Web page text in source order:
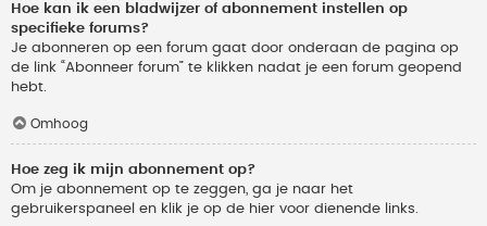
Hoe kan ik een bladwijzer of abonnement instellen op
specifieke forums?
Je abonneren op een forum gaat door onderaan de pagina op
de link “Abonneer forum” te klikken nadat je een forum geopend
hebt.
Omhoog
Hoe zeg ik mijn abonnement op?
Om je abonnement op te zeggen, ga je naar het
gebruikerspaneel en klik je op de hier voor dienende links.